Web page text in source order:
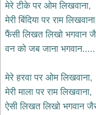
प्रथम
पन्ना
home
कृष्ण
bhajans
शिव
भजन
मेरे टीके पर ओम लिखवाना,
मेरी बिंदिया पर राम
फैंसी लिखत लिखो भगवान
वन को जब जाना भगवान.....
मेरे हरवा पर ओम लिखवाना,
मेरी माला पर राम लिखवाना,
ऐसी लिखत लिखो भगवान